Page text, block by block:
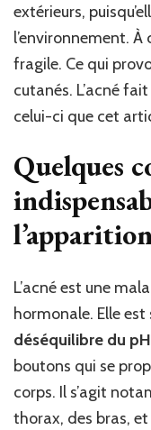
extérieurs,
l’environnement. À
fragile. Ce qui
cutanés. L’acné
celui-ci que cet
Quelques
L’acné est une
hormonale. Elle
déséquilibre du pH
boutons qui se
corps. Il s’agit
thorax, des bras,